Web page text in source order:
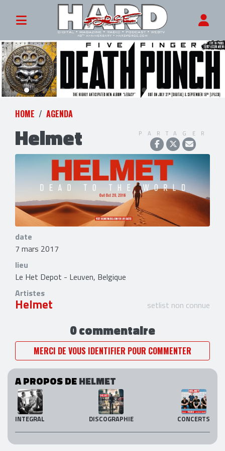
HOME AGENDA
Helmet PARTAGER
date
7 mars 2017
lieu
Le Het Depot - Leuven, Belgique
Artistes
Helmet setlist non connue
0 commentaire
MERCI DE VOUS IDENTIFIER POUR COMMENTER
A PROPOS DEHELMET
INTEGRAL DISCOGRAPHIE CONCERTS